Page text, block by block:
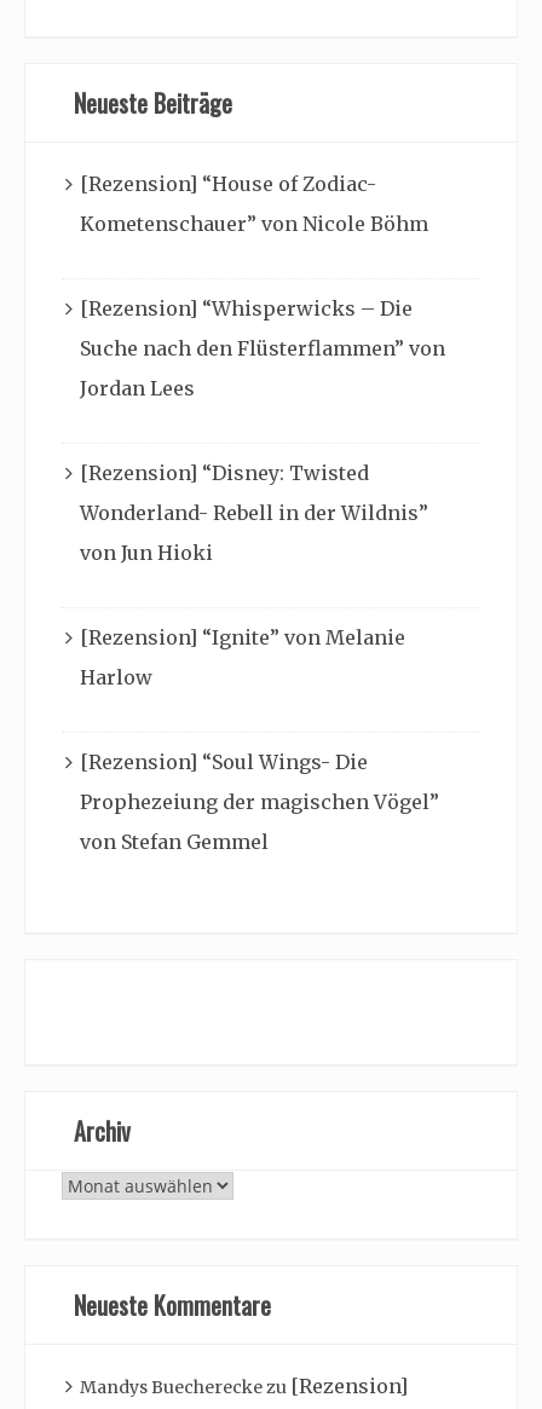
Neueste Beiträge
[Rezension] “House of Zodiac-
Kometenschauer” von Nicole Böhm
[Rezension] “Whisperwicks – Die
Suche nach den Flüsterflammen” von
Jordan Lees
[Rezension] “Disney: Twisted
Wonderland- Rebell in der Wildnis”
von Jun Hioki
[Rezension] “Ignite” von Melanie
Harlow
[Rezension] “Soul Wings- Die
Prophezeiung der magischen Vögel”
von Stefan Gemmel
Archiv
Archiv
Neueste Kommentare
Mandys Buechereckezu [Rezension]